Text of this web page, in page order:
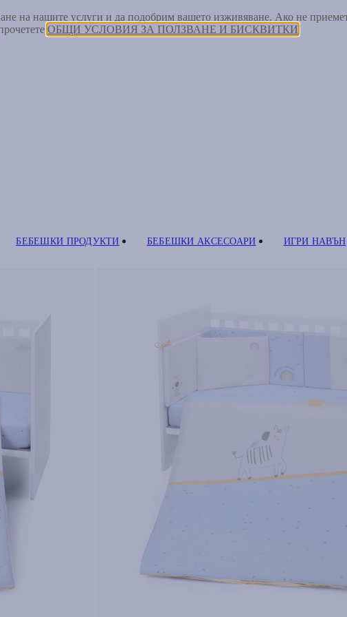
на нашите услуги и да подобрим вашето изживяване. Ако не
ОБЩИ УСЛОВИЯ ЗА ПОЛЗВАНЕ И БИСКВИТКИ
БЕБЕШКИ ПРОДУКТИ БЕБЕШКИ АКСЕСОАРИ ИГРИ НАВЪН